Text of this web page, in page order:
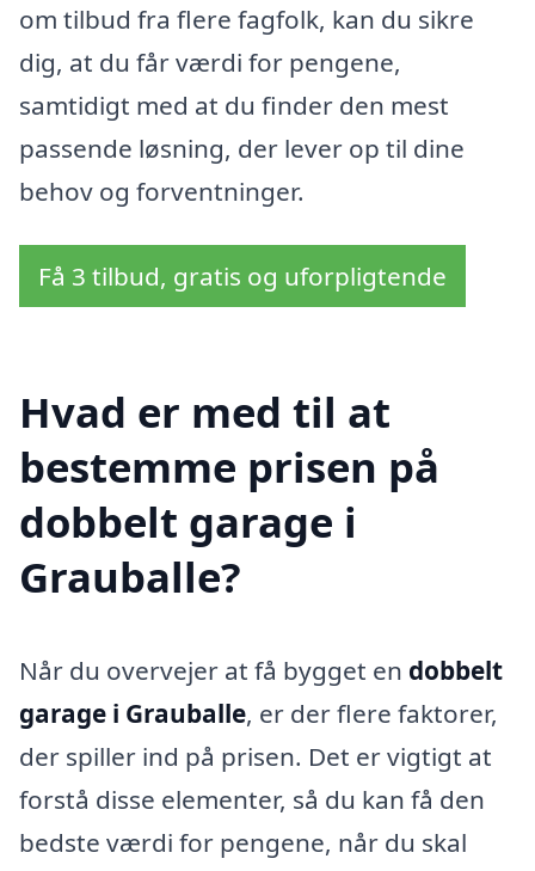
om tilbud fra flere fagfolk, kan du sikre
dig, at du får værdi for pengene,
samtidigt med at du finder den mest
passende løsning, der lever op til dine
behov og forventninger.
Få 3 tilbud, gratis og uforpligtende
Hvad er med til at
bestemme prisen på
dobbelt garage i
Grauballe?
Når du overvejer at få bygget en dobbelt
garage i Grauballe, er der flere faktorer,
der spiller ind på prisen. Det er vigtigt at
forstå disse elementer, så du kan få den
bedste værdi for pengene, når du skal